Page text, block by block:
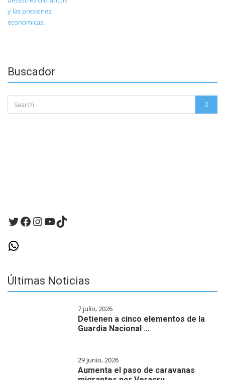
Buscador
Search
for:
Twitter
Facebook
Instagram
YouTube
TikTok
WhatsApp
Últimas Noticias
7 julio, 2026
Detienen a cinco elementos de la
Guardia Nacional …
29 junio, 2026
Aumenta el paso de caravanas